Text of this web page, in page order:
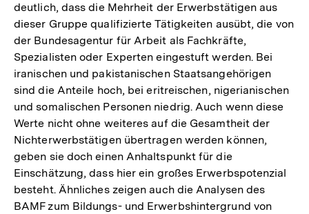
deutlich, dass die Mehrheit der Erwerbstätigen aus
dieser Gruppe qualifizierte Tätigkeiten ausübt, die von
der Bundesagentur für Arbeit als Fachkräfte,
Spezialisten oder Experten eingestuft werden. Bei
iranischen und pakistanischen Staatsangehörigen
sind die Anteile hoch, bei eritreischen, nigerianischen
und somalischen Personen niedrig. Auch wenn diese
Werte nicht ohne weiteres auf die Gesamtheit der
Nichterwerbstätigen übertragen werden können,
geben sie doch einen Anhaltspunkt für die
Einschätzung, dass hier ein großes Erwerbspotenzial
besteht. Ähnliches zeigen auch die Analysen des
BAMF zum Bildungs- und Erwerbshintergrund von